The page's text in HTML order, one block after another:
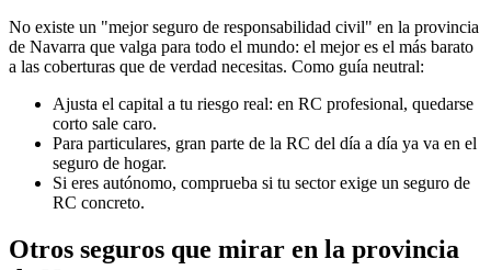
No existe un "mejor seguro de responsabilidad civil" en la provincia
de Navarra que valga para todo el mundo: el mejor es el más barato
a las coberturas que de verdad necesitas. Como guía neutral:
Ajusta el capital a tu riesgo real: en RC profesional, quedarse
corto sale caro.
Para particulares, gran parte de la RC del día a día ya va en el
seguro de hogar.
Si eres autónomo, comprueba si tu sector exige un seguro de
RC concreto.
Otros seguros que mirar en la provincia